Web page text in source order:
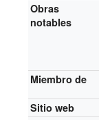
Obras
notables
Miembro de
Sitio web